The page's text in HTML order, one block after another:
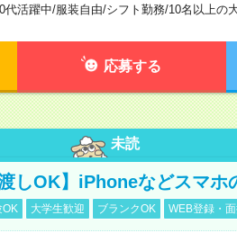
代活躍中/服装自由/シフト勤務/10名以上の
応募する
未読
しOK】iPhoneなどスマホ
大学生歓迎 ブランクOK WEB登録・